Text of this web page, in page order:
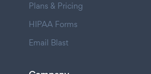
Plans & Pricing
HIPAA Forms
Email Blast